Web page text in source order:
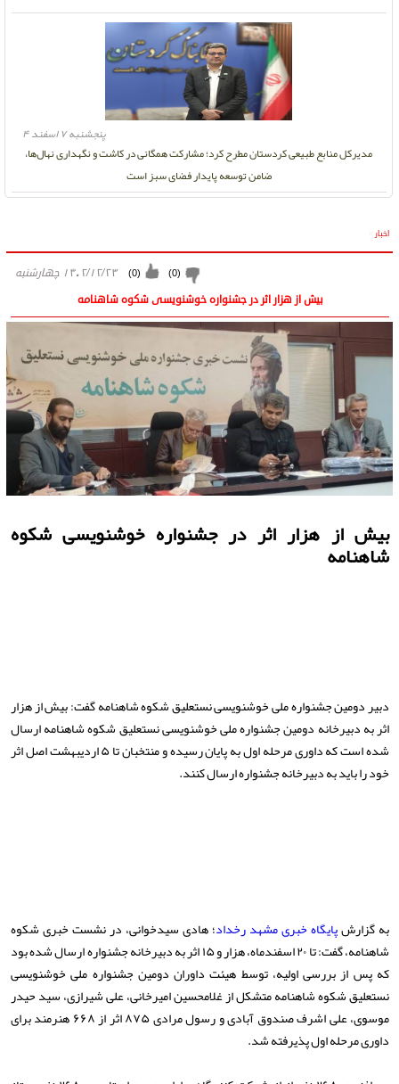
مدیرکل منابع طبیعی کردستان مطرح کرد؛ مشارکت همگانی در کاشت و نگهداری نهال‌ها،
ضامن توسعه پایدار فضای سبز است
پنجشنبه ۷ اسفند ۴
اخبار
۱۴۰۲/۱۲/۲۳ چهارشنبه (
0
) (
0
)
بیش از هزار اثر در جشنواره خوشنویسی شکوه شاهنامه
بیش از هزار اثر در جشنواره خوشنویسی شکوه
شاهنامه
دبیر دومین جشنواره ملی خوشنویسی نستعلیق شکوه شاهنامه گفت: بیش از هزار
اثر به دبیرخانه دومین جشنواره ملی خوشنویسی نستعلیق شکوه شاهنامه ارسال
شده است که داوری مرحله اول به پایان رسیده و منتخبان تا ۵ اردیبهشت اصل اثر
خود را باید به دبیرخانه جشنواره ارسال کنند.
به گزارشپایگاه خبری مشهد رخداد؛ هادی سیدخوانی، در نشست خبری شکوه
شاهنامه، گفت: تا ۲۰ اسفندماه، هزار و ۱۵ اثر به دبیرخانه جشنواره ارسال شده بود
که پس از بررسی اولیه، توسط هیئت داوران دومین جشنواره ملی خوشنویسی
نستعلیق شکوه شاهنامه متشکل از غلامحسین امیرخانی، علی شیرازی، سید حیدر
موسوی، علی اشرف صندوق آبادی و رسول مرادی ۸۷۵ اثر از ۶۶۸ هنرمند برای
داوری مرحله اول پذیرفته شد.